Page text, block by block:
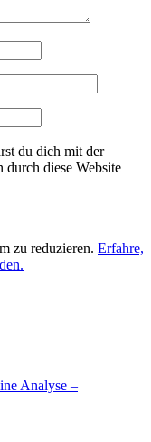
du dich mit der
durch diese Website
zu reduzieren. Erfahre,
Analyse –